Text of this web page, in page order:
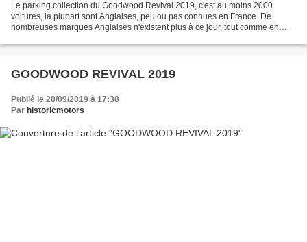
Le parking collection du Goodwood Revival 2019, c'est au moins 2000
voitures, la plupart sont Anglaises, peu ou pas connues en France. De
nombreuses marques Anglaises n'existent plus à ce jour, tout comme en
GOODWOOD REVIVAL 2019
Publié le 20/09/2019 à 17:38
Par historicmotors